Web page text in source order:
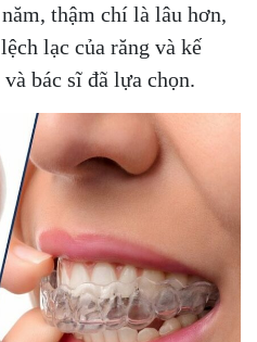
thậm chí là lâu hơn,
lạc của răng và kế
bác sĩ đã lựa chọn.